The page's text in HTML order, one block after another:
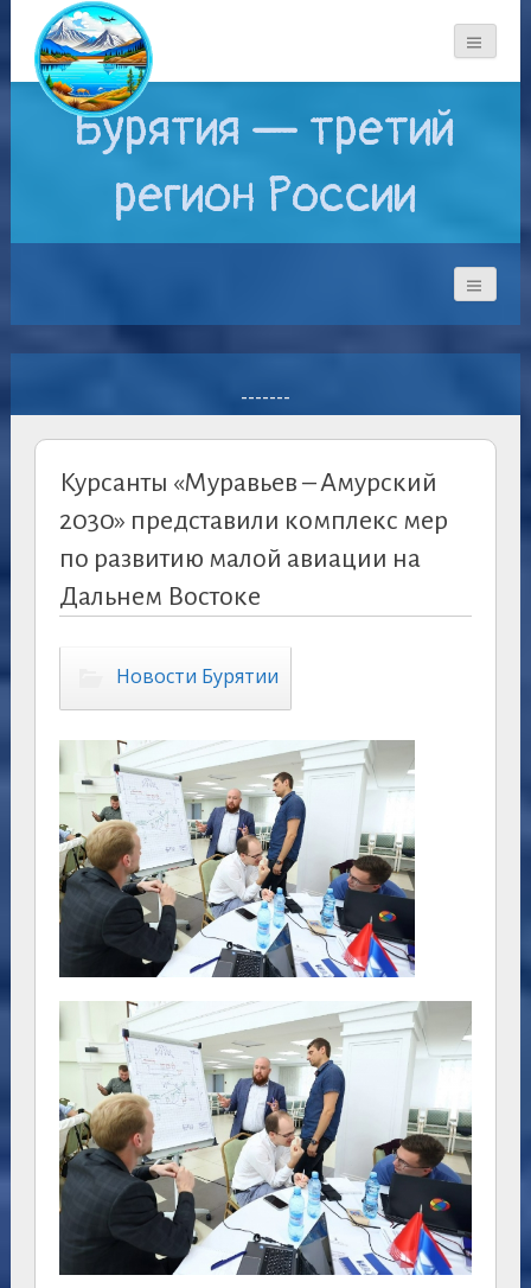
Бурятия — третий
регион России
-------
Курсанты «Муравьев – Амурский
2030» представили комплекс мер
по развитию малой авиации на
Дальнем Востоке
Новости Бурятии